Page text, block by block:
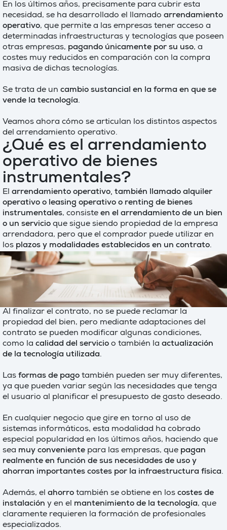
En los últimos años, precisamente para cubrir esta
necesidad, se ha desarrollado el llamado arrendamiento
operativo, que permite a las empresas tener acceso a
determinadas infraestructuras y tecnologías que poseen
otras empresas, pagando únicamente por su uso, a
costes muy reducidos en comparación con la compra
masiva de dichas tecnologías.
Se trata de un cambio sustancial en la forma en que se
vende la tecnología.
Veamos ahora cómo se articulan los distintos aspectos
del arrendamiento operativo.
¿Qué es el arrendamiento
operativo de bienes
instrumentales?
El arrendamiento operativo, también llamado alquiler
operativo o leasing operativo o renting de bienes
instrumentales, consiste en el arrendamiento de un bien
o un servicio que sigue siendo propiedad de la empresa
arrendadora, pero que el comprador puede utilizar en
los plazos y modalidades establecidos en un contrato.
Al finalizar el contrato, no se puede reclamar la
propiedad del bien, pero mediante adaptaciones del
contrato se pueden modificar algunas condiciones,
como la calidad del servicio o también la actualización
de la tecnología utilizada.
Las formas de pago también pueden ser muy diferentes,
ya que pueden variar según las necesidades que tenga
el usuario al planificar el presupuesto de gasto deseado.
En cualquier negocio que gire en torno al uso de
sistemas informáticos, esta modalidad ha cobrado
especial popularidad en los últimos años, haciendo que
sea muy conveniente para las empresas, que pagan
realmente en función de sus necesidades de uso y
ahorran importantes costes por la infraestructura física.
Además, el ahorro también se obtiene en los costes de
instalación y en el mantenimiento de la tecnología, que
claramente requieren la formación de profesionales
especializados.